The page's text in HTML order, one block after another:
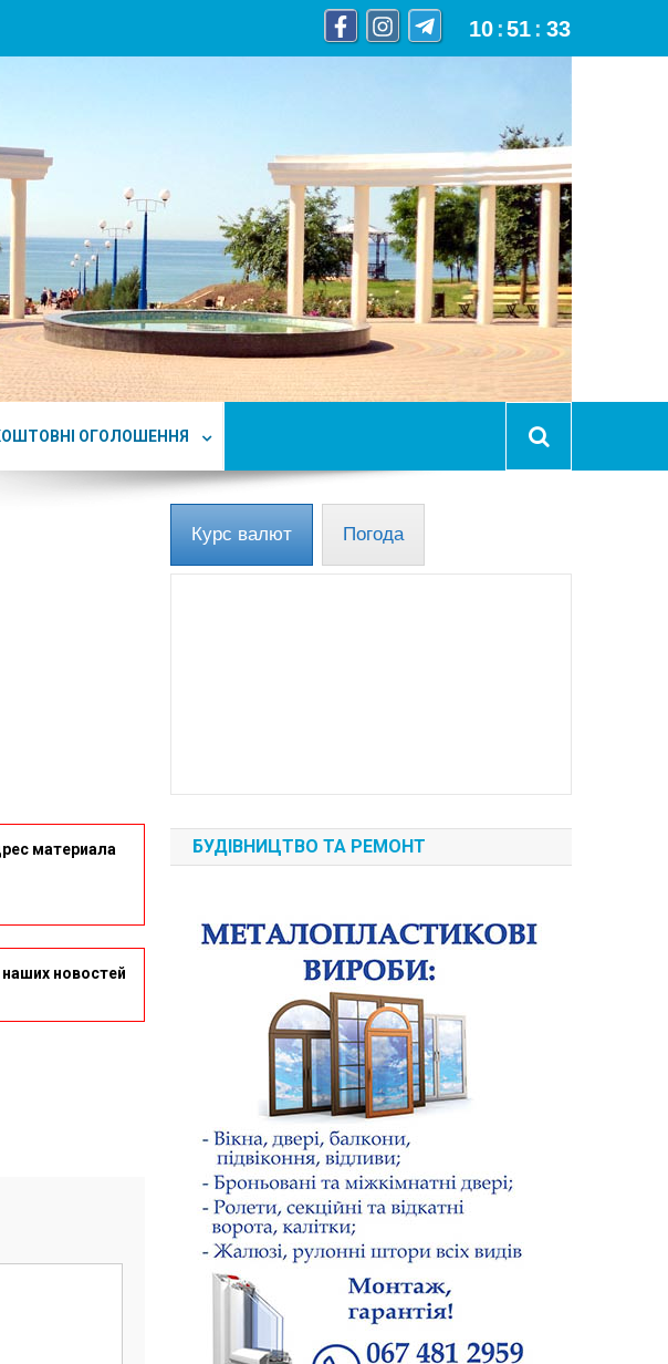
10 :51 : 34
ОГОЛОШЕННЯ
материала
наших новостей
Курс валют Погода
БУДІВНИЦТВО ТА РЕМОНТ